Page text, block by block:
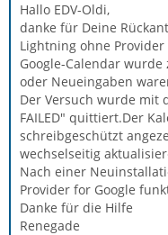
Hallo EDV-Oldi,
danke für Deine
Lightning ohne
Google-Calendar
oder Neueingaben
Der Versuch wurde mit
FAILED" quittiert.Der
schreibgeschützt
wechselseitig
Nach einer
Provider for Google
Danke für die Hilfe
Renegade